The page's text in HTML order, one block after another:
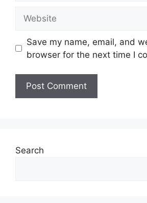
Save my name, email, and
browser for the next time I
Search